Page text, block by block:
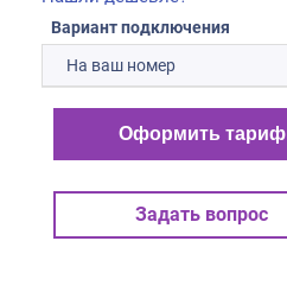
Вариант подключения
Оформить тариф
Задать вопрос